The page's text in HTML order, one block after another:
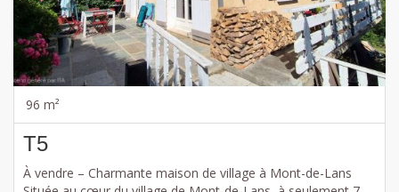
96 m²
T5
À vendre – Charmante maison de village à Mont-de-Lans